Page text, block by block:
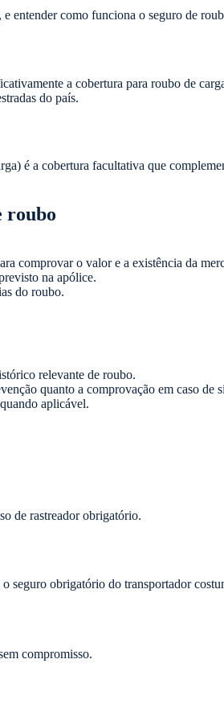
como funciona o seguro de
a cobertura para roubo de
do país.
é a cobertura facultativa que
roubo
comprovar o valor e a existência da
na apólice.
do roubo.
relevante de roubo.
quanto a comprovação em caso de
aplicável.
de rastreador obrigatório.
obrigatório do transportador
compromisso.